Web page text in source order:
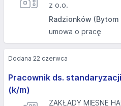
z o.o.
Radzionków
umowa o pracę
Pracownik ds.
(k/m)
ZAKŁADY MIĘSNE
Dodana 22 czerwca